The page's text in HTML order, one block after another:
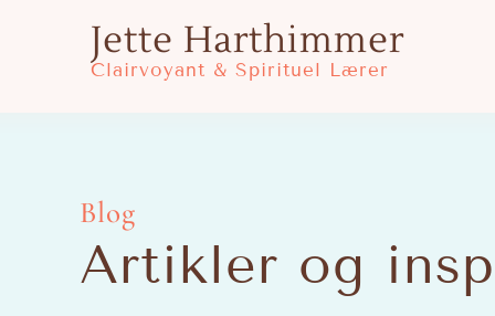
Jette Harthimmer
Clairvoyant & Spirituel Lærer
Blog
Artikler og